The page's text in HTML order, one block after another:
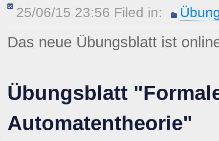
25/06/15 23:56 Filed in:
Das neue Übungsblatt ist
Übungsblatt
Automatentheorie"